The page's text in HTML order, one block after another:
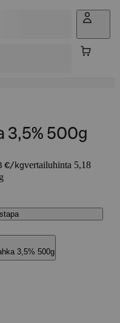
3,5% 500g
€/kgvertailuhinta 5,18
3,5% 500g